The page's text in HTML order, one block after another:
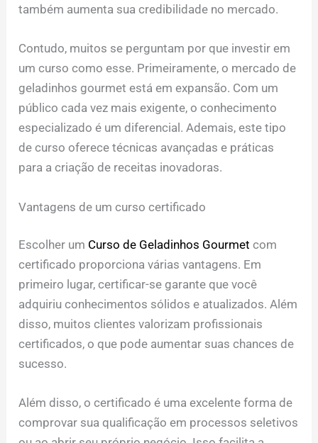
também aumenta sua credibilidade no mercado.
Contudo, muitos se perguntam por que investir em
um curso como esse. Primeiramente, o mercado de
geladinhos gourmet está em expansão. Com um
público cada vez mais exigente, o conhecimento
especializado é um diferencial. Ademais, este tipo
de curso oferece técnicas avançadas e práticas
para a criação de receitas inovadoras.
Vantagens de um curso certificado
Escolher um Curso de Geladinhos Gourmet com
certificado proporciona várias vantagens. Em
primeiro lugar, certificar-se garante que você
adquiriu conhecimentos sólidos e atualizados. Além
disso, muitos clientes valorizam profissionais
certificados, o que pode aumentar suas chances de
sucesso.
Além disso, o certificado é uma excelente forma de
comprovar sua qualificação em processos seletivos